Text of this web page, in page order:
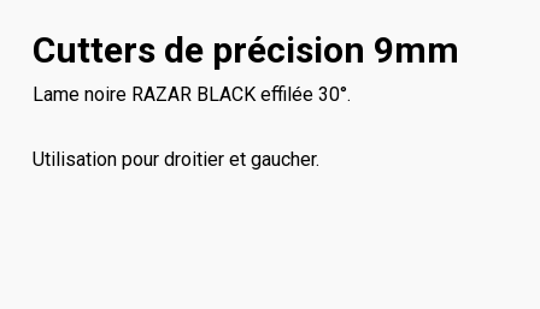
Cutters de précision 9mm
Lame noire RAZAR BLACK effilée 30°.
Utilisation pour droitier et gaucher.